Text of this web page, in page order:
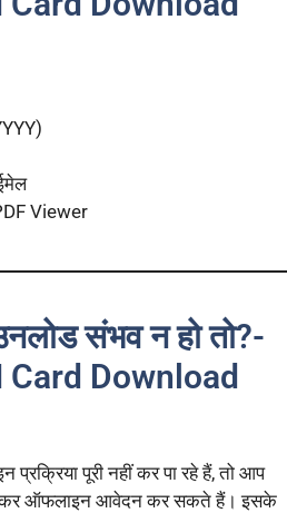
Viewer
संभव न हो तो?-
Download
पूरी नहीं कर पा रहे हैं, तो आप
ऑफलाइन आवेदन कर सकते हैं। इसके